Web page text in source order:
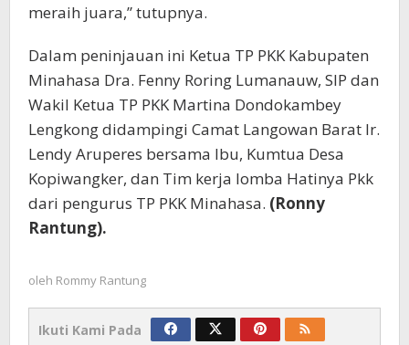
meraih juara,” tutupnya.
Dalam peninjauan ini Ketua TP PKK Kabupaten
Minahasa Dra. Fenny Roring Lumanauw, SIP dan
Wakil Ketua TP PKK Martina Dondokambey
Lengkong didampingi Camat Langowan Barat Ir.
Lendy Aruperes bersama Ibu, Kumtua Desa
Kopiwangker, dan Tim kerja lomba Hatinya Pkk
dari pengurus TP PKK Minahasa. (Ronny
Rantung).
oleh Rommy Rantung
Ikuti Kami Pada